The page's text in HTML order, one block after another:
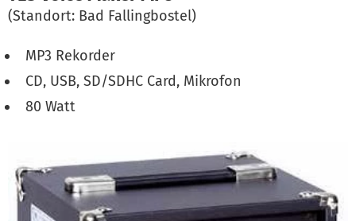
(Standort: Bad Fallingbostel)
MP3 Rekorder
CD, USB, SD/SDHC Card, Mikrofon
80 Watt